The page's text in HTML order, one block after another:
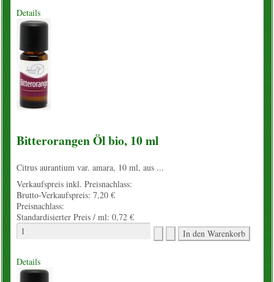
Details
Bitterorangen Öl bio, 10 ml
Citrus aurantium var. amara, 10 ml, aus ...
Verkaufspreis inkl. Preisnachlass:
Brutto-Verkaufspreis: 7,20 €
Preisnachlass:
Standardisierter Preis / ml: 0,72 €
Details